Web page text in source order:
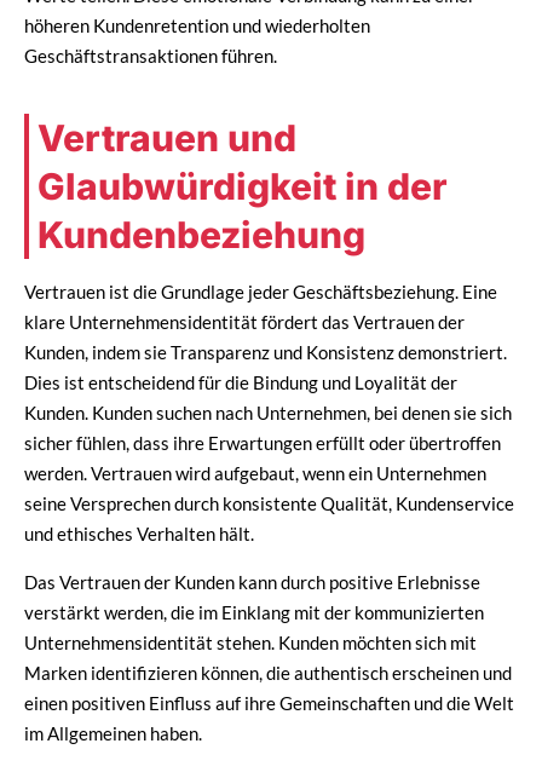
höheren Kundenretention und wiederholten
Geschäftstransaktionen führen.
Vertrauen und
Glaubwürdigkeit in der
Kundenbeziehung
Vertrauen ist die Grundlage jeder Geschäftsbeziehung. Eine
klare Unternehmensidentität fördert das Vertrauen der
Kunden, indem sie Transparenz und Konsistenz demonstriert.
Dies ist entscheidend für die Bindung und Loyalität der
Kunden. Kunden suchen nach Unternehmen, bei denen sie sich
sicher fühlen, dass ihre Erwartungen erfüllt oder übertroffen
werden. Vertrauen wird aufgebaut, wenn ein Unternehmen
seine Versprechen durch konsistente Qualität, Kundenservice
und ethisches Verhalten hält.
Das Vertrauen der Kunden kann durch positive Erlebnisse
verstärkt werden, die im Einklang mit der kommunizierten
Unternehmensidentität stehen. Kunden möchten sich mit
Marken identifizieren können, die authentisch erscheinen und
einen positiven Einfluss auf ihre Gemeinschaften und die Welt
im Allgemeinen haben.